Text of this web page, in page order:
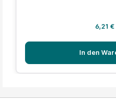
6,21 €
In den